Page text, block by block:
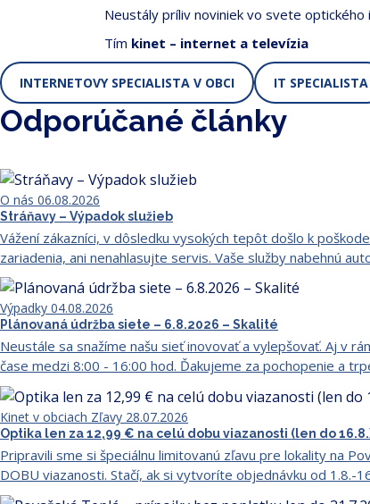
Neustály príliv noviniek vo svete
Tím kinet – internet a televízia
INTERNETOVY SPECIALISTA V OBCI IT SPECIALISTA
Odporúčané články
O nás 06.08.2026
Stráňavy – Výpadok služieb
Vážení zákazníci, v dôsledku vysokých tepôt došlo k
zariadenia, ani nenahlasujte servis. Vaše služby nabehnú
Výpadky 04.08.2026
Plánovaná údržba siete – 6.8.2026 – Skalité
Neustále sa snažíme našu sieť inovovať a vylepšovať. Aj v
čase medzi 8:00 - 16:00 hod. Ďakujeme za pochopenie a
Kinet v obciach Zľavy 28.07.2026
Optika len za 12,99 € na celú dobu viazanosti (len do
Pripravili sme si špeciálnu limitovanú zľavu pre lokality na
DOBU viazanosti. Stačí, ak si vytvoríte objednávku od 1.8.-